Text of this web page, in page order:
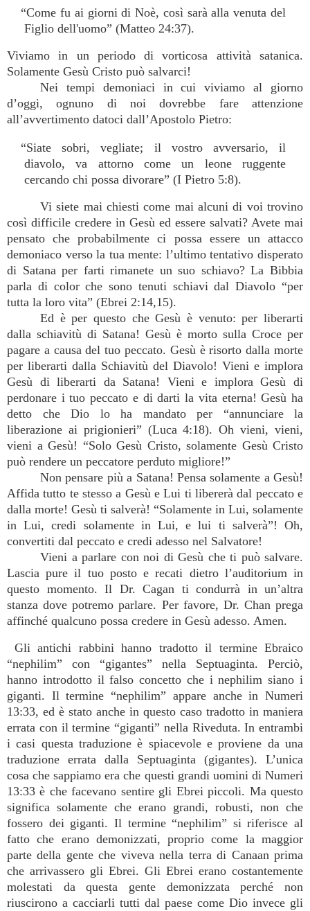
“Come fu ai giorni di Noè, così sarà alla venuta del
Figlio dell'uomo” (Matteo 24:37).
Viviamo in un periodo di vorticosa attività satanica.
Solamente Gesù Cristo può salvarci!
Nei tempi demoniaci in cui viviamo al giorno
d’oggi, ognuno di noi dovrebbe fare attenzione
all’avvertimento datoci dall’Apostolo Pietro:
“Siate sobri, vegliate; il vostro avversario, il
diavolo, va attorno come un leone ruggente
cercando chi possa divorare” (I Pietro 5:8).
Vi siete mai chiesti come mai alcuni di voi trovino
così difficile credere in Gesù ed essere salvati? Avete mai
pensato che probabilmente ci possa essere un attacco
demoniaco verso la tua mente: l’ultimo tentativo disperato
di Satana per farti rimanete un suo schiavo? La Bibbia
parla di color che sono tenuti schiavi dal Diavolo “per
tutta la loro vita” (Ebrei 2:14,15).
Ed è per questo che Gesù è venuto: per liberarti
dalla schiavitù di Satana! Gesù è morto sulla Croce per
pagare a causa del tuo peccato. Gesù è risorto dalla morte
per liberarti dalla Schiavitù del Diavolo! Vieni e implora
Gesù di liberarti da Satana! Vieni e implora Gesù di
perdonare i tuo peccato e di darti la vita eterna! Gesù ha
detto che Dio lo ha mandato per “annunciare la
liberazione ai prigionieri” (Luca 4:18). Oh vieni, vieni,
vieni a Gesù! “Solo Gesù Cristo, solamente Gesù Cristo
può rendere un peccatore perduto migliore!”
Non pensare più a Satana! Pensa solamente a Gesù!
Affida tutto te stesso a Gesù e Lui ti libererà dal peccato e
dalla morte! Gesù ti salverà! “Solamente in Lui, solamente
in Lui, credi solamente in Lui, e lui ti salverà”! Oh,
convertiti dal peccato e credi adesso nel Salvatore!
Vieni a parlare con noi di Gesù che ti può salvare.
Lascia pure il tuo posto e recati dietro l’auditorium in
questo momento. Il Dr. Cagan ti condurrà in un’altra
stanza dove potremo parlare. Per favore, Dr. Chan prega
affinché qualcuno possa credere in Gesù adesso. Amen.
Gli antichi rabbini hanno tradotto il termine Ebraico
“nephilim” con “gigantes” nella Septuaginta. Perciò,
hanno introdotto il falso concetto che i nephilim siano i
giganti. Il termine “nephilim” appare anche in Numeri
13:33, ed è stato anche in questo caso tradotto in maniera
errata con il termine “giganti” nella Riveduta. In entrambi
i casi questa traduzione è spiacevole e proviene da una
traduzione errata dalla Septuaginta (gigantes). L’unica
cosa che sappiamo era che questi grandi uomini di Numeri
13:33 è che facevano sentire gli Ebrei piccoli. Ma questo
significa solamente che erano grandi, robusti, non che
fossero dei giganti. Il termine “nephilim” si riferisce al
fatto che erano demonizzati, proprio come la maggior
parte della gente che viveva nella terra di Canaan prima
che arrivassero gli Ebrei. Gli Ebrei erano costantemente
molestati da questa gente demonizzata perché non
riuscirono a cacciarli tutti dal paese come Dio invece gli